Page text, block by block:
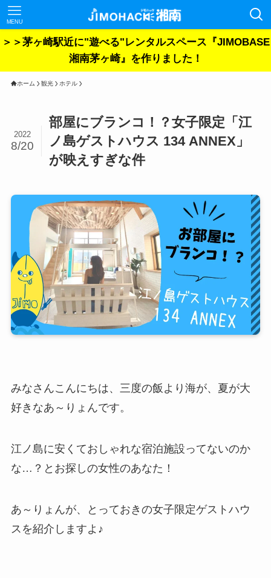
MENU
＞＞茅ヶ崎駅近に"遊べる"レンタルスペース『JIMOBASE
湘南茅ヶ崎』を作りました！
ホーム 観光 ホテル
部屋にブランコ！？女子限定「江
ノ島ゲストハウス 134 ANNEX」
が映えすぎな件
2022
8/20
みなさんこんにちは、三度の飯より海が、夏が大
好きなあ～りょんです。
江ノ島に安くておしゃれな宿泊施設ってないのか
な…？とお探しの女性のあなた！
あ～りょんが、とっておきの女子限定ゲストハウ
スを紹介しますよ♪